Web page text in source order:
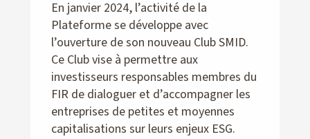
En janvier 2024, l’activité de la
Plateforme se développe avec
l’ouverture de son nouveau Club SMID.
Ce Club vise à permettre aux
investisseurs responsables membres du
FIR de dialoguer et d’accompagner les
entreprises de petites et moyennes
capitalisations sur leurs enjeux ESG.